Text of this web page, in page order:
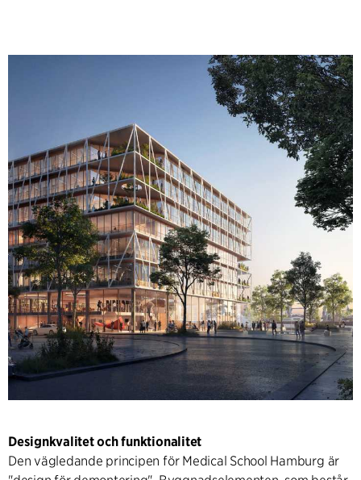
Designkvalitet och funktionalitet
Den vägledande principen för Medical School Hamburg är